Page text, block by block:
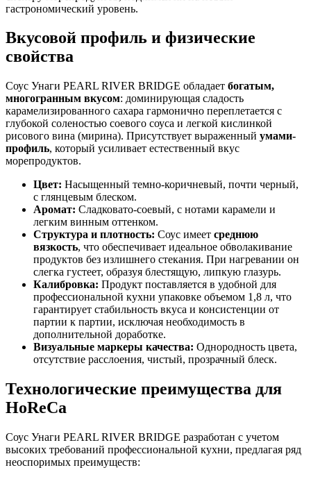
гастрономический уровень.
Вкусовой профиль и физические
свойства
Соус Унаги PEARL RIVER BRIDGE обладает богатым,
многогранным вкусом: доминирующая сладость
карамелизированного сахара гармонично переплетается с
глубокой соленостью соевого соуса и легкой кислинкой
рисового вина (мирина). Присутствует выраженный умами-
профиль, который усиливает естественный вкус
морепродуктов.
Цвет: Насыщенный темно-коричневый, почти черный,
с глянцевым блеском.
Аромат: Сладковато-соевый, с нотами карамели и
легким винным оттенком.
Структура и плотность: Соус имеет среднюю
вязкость, что обеспечивает идеальное обволакивание
продуктов без излишнего стекания. При нагревании он
слегка густеет, образуя блестящую, липкую глазурь.
Калибровка: Продукт поставляется в удобной для
профессиональной кухни упаковке объемом 1,8 л, что
гарантирует стабильность вкуса и консистенции от
партии к партии, исключая необходимость в
дополнительной доработке.
Визуальные маркеры качества: Однородность цвета,
отсутствие расслоения, чистый, прозрачный блеск.
Технологические преимущества для
HoReCa
Соус Унаги PEARL RIVER BRIDGE разработан с учетом
высоких требований профессиональной кухни, предлагая ряд
неоспоримых преимуществ: